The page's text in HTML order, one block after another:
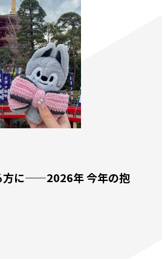
方に——2026年 今年の抱